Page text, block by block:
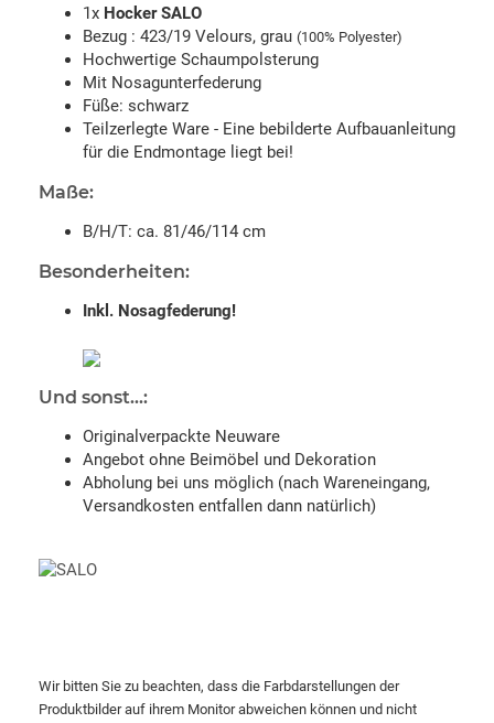
1x Hocker SALO
Bezug : 423/19 Velours, grau (100% Polyester)
Hochwertige Schaumpolsterung
Mit Nosagunterfederung
Füße: schwarz
Teilzerlegte Ware - Eine bebilderte Aufbauanleitung
für die Endmontage liegt bei!
Maße:
B/H/T: ca. 81/46/114 cm
Besonderheiten:
Inkl. Nosagfederung!
Und sonst...:
Originalverpackte Neuware
Angebot ohne Beimöbel und Dekoration
Abholung bei uns möglich (nach Wareneingang,
Versandkosten entfallen dann natürlich)
Wir bitten Sie zu beachten, dass die Farbdarstellungen der
Produktbilder auf ihrem Monitor abweichen können und nicht